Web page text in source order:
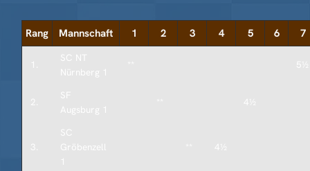
Rang Mannschaft 1 2 3 4 5 6 7
1.
SC NT
Nürnberg 1
5½
2.
SF
Augsburg 1
4½
3.
SC
Gröbenzell
1
4½